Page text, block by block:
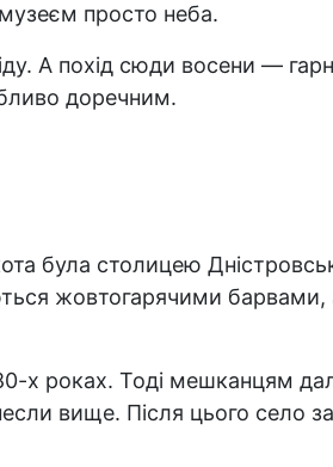
просто неба.
А похід сюди восени —
доречним.
була столицею
жовтогарячими барвами,
х роках. Тоді мешканцям
вище. Після цього село